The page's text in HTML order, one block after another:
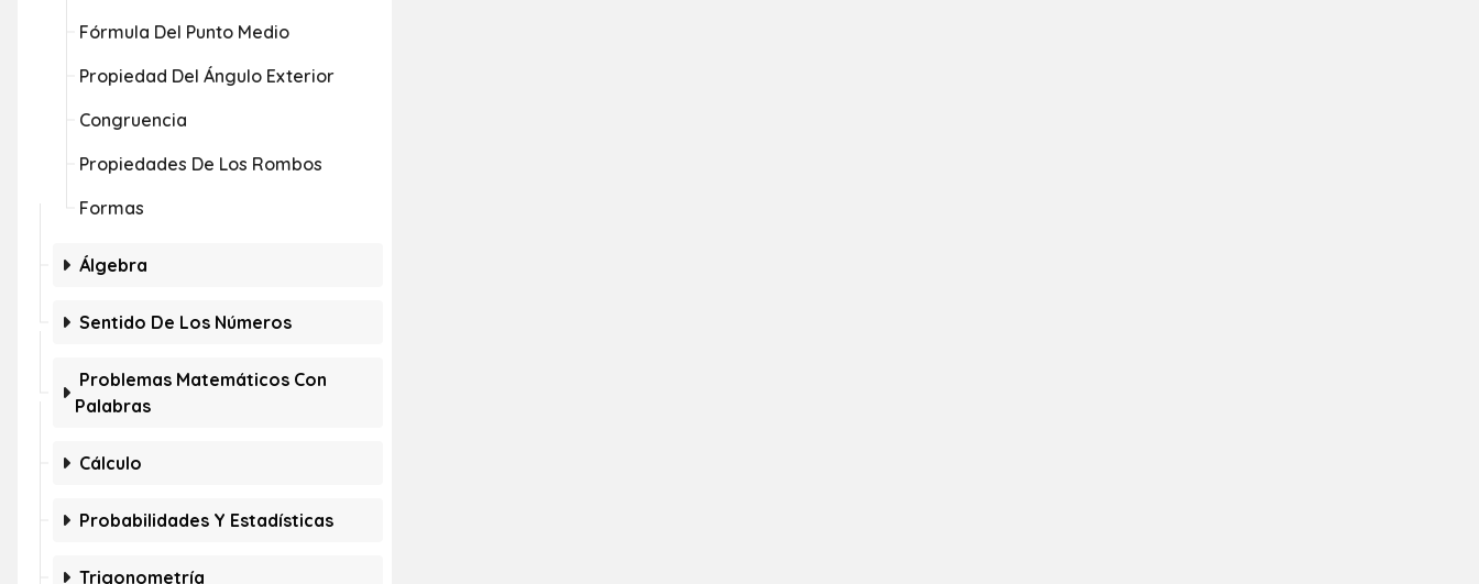
Fórmula Del Punto Medio
Propiedad Del Ángulo Exterior
Congruencia
Propiedades De Los Rombos
Formas
Álgebra
Sentido De Los Números
Problemas Matemáticos Con
Palabras
Cálculo
Probabilidades Y Estadísticas
Trigonometría